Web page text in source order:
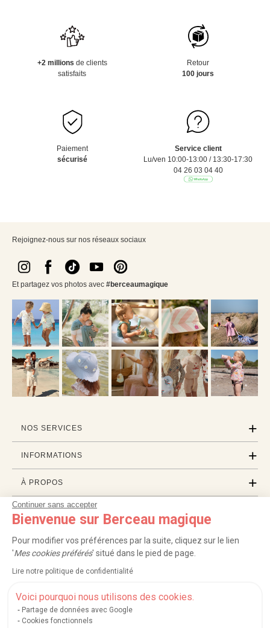
Continuer sans accepter
Bienvenue sur Berceau magique
Pour modifier vos préférences par la suite, cliquez sur le lien
'Mes cookies préférés' situé dans le pied de page.
Lire notre politique de confidentialité
Voici pourquoi nous utilisons des cookies.
Partage de données avec Google
Cookies fonctionnels
+2 millions de clients
satisfaits
Retour
100 jours
Paiement
sécurisé
Service client
Lu/ven 10:00-13:00 / 13:30-17:30
04 26 03 04 40
Rejoignez-nous sur nos réseaux sociaux
Et partagez vos photos avec #berceaumagique
NOS SERVICES
INFORMATIONS
À PROPOS
PROFESSIONNELS
LISTES CADEAUX
Service après-vente| FAQ |Rappels de produits|Protection des données
Mentions légales et crédits Conditions générales de ventes